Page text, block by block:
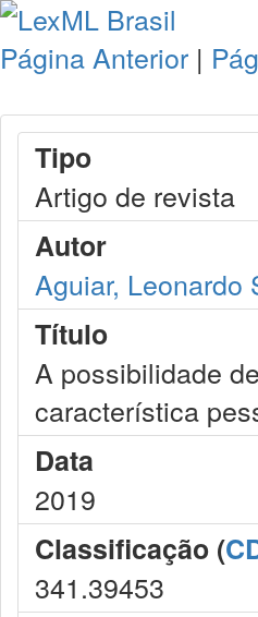
Página Anterior |
Tipo
Artigo de revista
Autor
Aguiar, Leonardo
Título
A possibilidade
característica
Data
2019
Classificação (
341.39453